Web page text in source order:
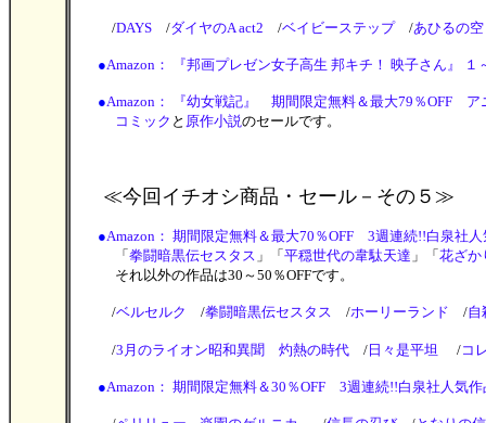
/DAYS /ダイヤのA act2 /ベイビーステップ/あひるの空
●Amazon： 『邦画プレゼン女子高生 邦キチ！ 映子さん』
●Amazon： 『幼女戦記』 期間限定無料＆最大79％OFF ア
コミック と 原作小説のセールです。
≪今回イチオシ商品・セール －その５≫
●Amazon： 期間限定無料＆最大70％OFF 3週連続!!白泉社
「 拳闘暗黒伝セスタス 」「 平穏世代の韋駄天達 」「 花ざか
それ以外の作品は30～50％OFFです。
/ベルセルク /拳闘暗黒伝セスタス /ホーリーランド /自
/3月のライオン昭和異聞 灼熱の時代 / 日々是平坦 /コ
●Amazon： 期間限定無料＆30％OFF 3週連続!!白泉社人気